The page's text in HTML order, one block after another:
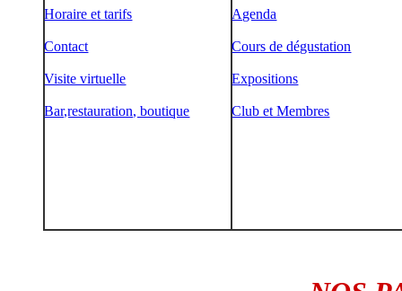
Horaire et tarifs
Contact
Visite virtuelle
Bar,restauration, boutique
Agenda
Cours de dégustation
Expositions
Club et Membres